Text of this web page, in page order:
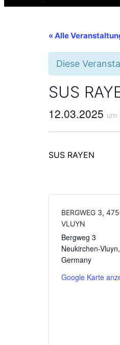
« Alle
Diese
SUS
12.03.2025 um
SUS RAYEN
BERGWEG 3,
VLUYN
Bergweg 3
Neukirchen-Vluyn,
Germany
Google Karte